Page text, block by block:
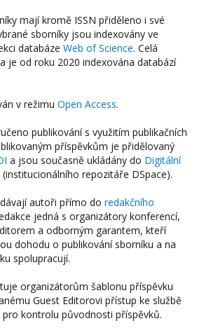
mají kromě ISSN přiděleno i své
sborníky jsou indexovány ve
databáze Web of Science. Celá
je od roku 2020 indexována databází
v režimu Open Access.
publikování s využitím publikačních
příspěvkům je přidělovaný
a jsou současně ukládány do Digitální
(institucionálního repozitáře DSpace).
autoři přímo do redakčního
jedná s organizátory konferencí,
a odborným garantem, kteří
dohodu o publikování sborníku a na
spolupracují.
organizátorům šablonu příspěvku
Guest Editorovi přístup ke službě
pro kontrolu původnosti příspěvků.